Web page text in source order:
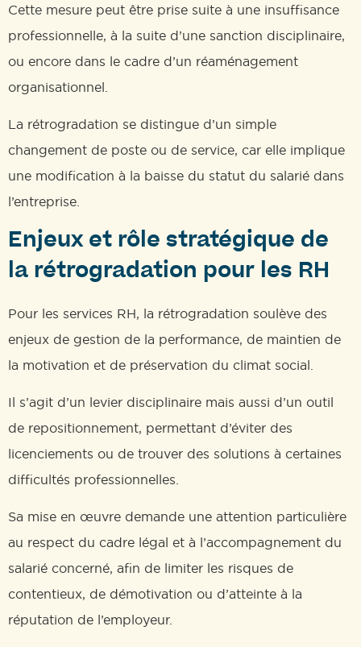
Cette mesure peut être prise suite à une insuffisance
professionnelle, à la suite d’une sanction disciplinaire,
ou encore dans le cadre d’un réaménagement
organisationnel.
La rétrogradation se distingue d’un simple
changement de poste ou de service, car elle implique
une modification à la baisse du statut du salarié dans
l’entreprise.
Enjeux et rôle stratégique de
la rétrogradation pour les RH
Pour les services RH, la rétrogradation soulève des
enjeux de gestion de la performance, de maintien de
la motivation et de préservation du climat social.
Il s’agit d’un levier disciplinaire mais aussi d’un outil
de repositionnement, permettant d’éviter des
licenciements ou de trouver des solutions à certaines
difficultés professionnelles.
Sa mise en œuvre demande une attention particulière
au respect du cadre légal et à l’accompagnement du
salarié concerné, afin de limiter les risques de
contentieux, de démotivation ou d’atteinte à la
réputation de l’employeur.